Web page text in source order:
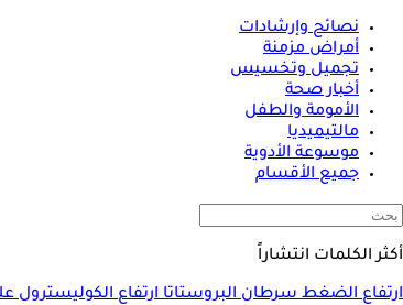
نصائح وإرشادات
أمراض مزمنة
تجميل وتخسيس
أخبار صحة
الأمومة والطفل
مالتيميديا
موسوعة الأدوية
جميع الأقسام
أكثر الكلمات انتشاراً
ارتفاع الضغطسرطان البروستاتاارتفاع الكوليسترول